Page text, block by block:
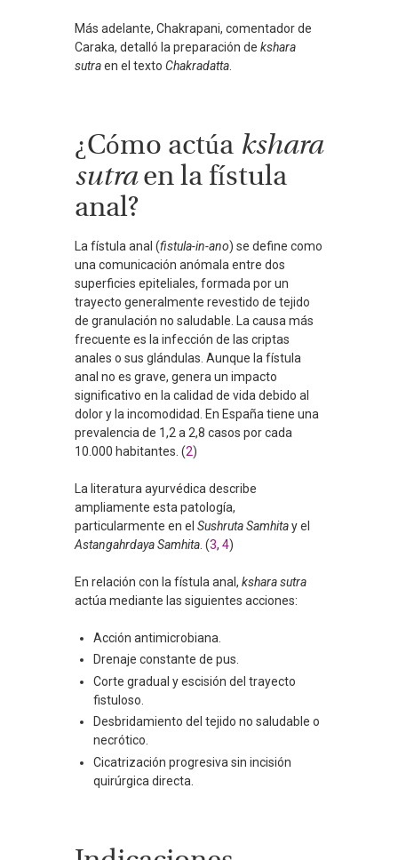
Más adelante, Chakrapani, comentador de
Caraka, detalló la preparación de kshara
sutraen el texto Chakradatta
¿Cómo actúa kshara
sutraen la fístula
anal?
La fístula anal (fistula-in-ano) se define como
una comunicación anómala entre dos
superficies epiteliales, formada por un
trayecto generalmente revestido de tejido
de granulación no saludable. La causa más
frecuente es la infección de las criptas
anales o sus glándulas. Aunque la fístula
anal no es grave, genera un impacto
significativo en la calidad de vida debido al
dolor y la incomodidad. En España tiene una
prevalencia de 1,2 a 2,8 casos por cada
10.000 habitantes. (2)
La literatura ayurvédica describe
ampliamente esta patología,
particularmente en el SushrutaSamhitay el
AstangahrdayaSamhita . (3, 4)
En relación con la fístula anal, kshara sutra
actúa mediante las siguientes acciones:
Acción antimicrobiana.
Drenaje constante de pus.
Corte gradual y escisión del trayecto
fistuloso.
Desbridamiento del tejido no saludable o
necrótico.
Cicatrización progresiva sin incisión
quirúrgica directa.